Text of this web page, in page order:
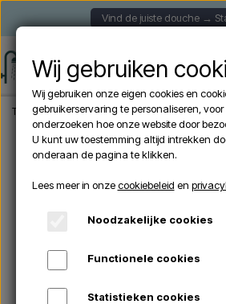
Vind de juiste douche →
Thuis Tuindouche Vrijstaande douches
Wij gebruiken
Wij gebruiken onze eigen cookies en
gebruikerservaring te personaliseren,
onderzoeken hoe onze website door
U kunt uw toestemming altijd intrekken
onderaan de pagina te klikken.
Lees meer in onzecookiebeleid en
Noodzakelijke cookies
Functionele cookies
Statistieken cookies